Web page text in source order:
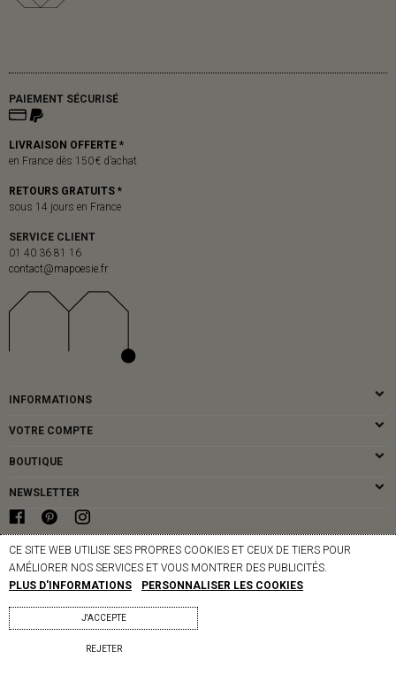
PAIEMENT SÉCURISÉ
LIVRAISON OFFERTE *
en France dès 150 € d’achat
RETOURS GRATUITS *
sous 14 jours en France
SERVICE CLIENT
01 40 36 81 16
contact@mapoesie.fr
INFORMATIONS
VOTRE COMPTE
BOUTIQUE
NEWSLETTER
© MAPOÉSIE PARIS - 2026
CE SITE WEB UTILISE SES PROPRES COOKIES ET CEUX DE TIERS POUR
AMÉLIORER NOS SERVICES ET VOUS MONTRER DES PUBLICITÉS.
PLUS D'INFORMATIONS
PERSONNALISER LES COOKIES
REJETER
J'ACCEPTE